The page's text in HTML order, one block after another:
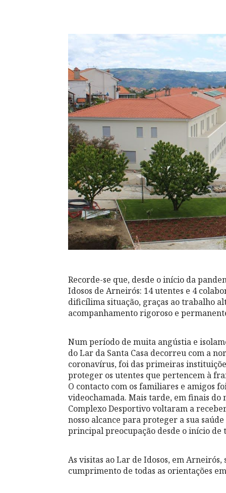
Recorde-se que, desde o início da
Idosos de Arneirós: 14 utentes e 4
dificílima situação, graças ao trabalho
acompanhamento rigoroso e
Num período de muita angústia e
do Lar da Santa Casa decorreu com a
coronavírus, foi das primeiras
proteger os utentes que pertencem à
O contacto com os familiares e amigos
videochamada. Mais tarde, em finais do
Complexo Desportivo voltaram a
nosso alcance para proteger a sua
principal preocupação desde o início de
As visitas ao Lar de Idosos, em
cumprimento de todas as orientações